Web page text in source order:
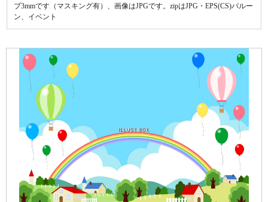
ブ3mmです（マスキング有）、画像はJPGです。zipはJPG・EPS(CS)バルー
ン、イベント